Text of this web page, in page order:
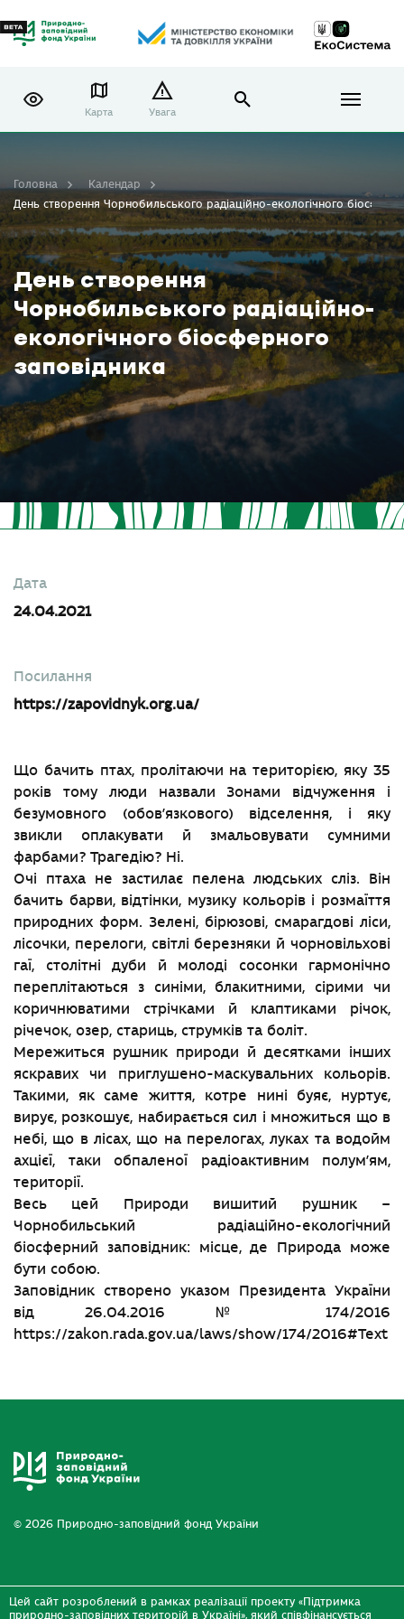
Карта Увага
День створення
Чорнобильського радіаційно-
екологічного біосферного
заповідника
Головна
Календар
День створення Чорнобильського радіаційно-екологічного
Дата
24.04.2021
Посилання
https://zapovidnyk.org.ua/
Що бачить птах, пролітаючи на територією, яку 35
років тому люди назвали Зонами відчуження і
безумовного (обов’язкового) відселення, і яку
звикли оплакувати й змальовувати сумними
фарбами? Трагедію? Ні.
Очі птаха не застилає пелена людських сліз. Він
бачить барви, відтінки, музику кольорів і розмаїття
природних форм. Зелені, бірюзові, смарагдові ліси,
лісочки, перелоги, світлі березняки й чорновільхові
гаї, столітні дуби й молоді сосонки гармонічно
переплітаються з синіми, блакитними, сірими чи
коричнюватими стрічками й клаптиками річок,
річечок, озер, стариць, струмків та боліт.
Мережиться рушник природи й десятками інших
яскравих чи приглушено-маскувальних кольорів.
Такими, як саме життя, котре нині буяє, нуртує,
вирує, розкошує, набирається сил і множиться що в
небі, що в лісах, що на перелогах, луках та водойм
ахцієї, таки обпаленої радіоактивним полум’ям,
території.
Весь цей Природи вишитий рушник –
Чорнобильський радіаційно-екологічний
біосферний заповідник: місце, де Природа може
бути собою.
Заповідник створено указом Президента України
від 26.04.2016 № 174/2016
https://zakon.rada.gov.ua/laws/show/174/2016#Text
© 2026 Природно-заповідний фонд України
Цей сайт розроблений в рамках реалізації проекту «Підтримка
природно-заповідних територій в Україні», який співфінансується